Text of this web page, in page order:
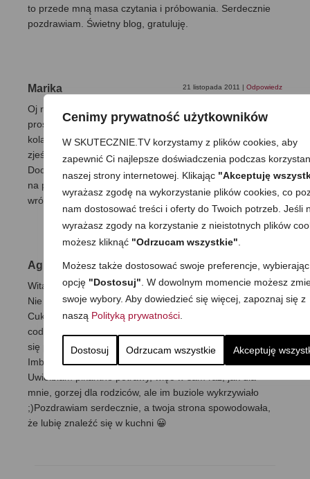
Cenimy prywatność użytkowników
W SKUTECZNIE.TV korzystamy z plików cookies, aby
zapewnić Ci najlepsze doświadczenia podczas
naszej strony internetowej. Klikając "Akceptuję
wyrażasz zgodę na wykorzystanie plików cookies, co
nam dostosować treści i oferty do Twoich potrzeb. Jeśli
wyrażasz zgody na korzystanie z nieistotnych plików
możesz kliknąć "Odrzucam wszystkie"
Możesz także dostosować swoje preferencje, wybierając
opcję "Dostosuj" . W dowolnym momencie możesz
swoje wybory. Aby dowiedzieć się więcej, zapoznaj się z
naszą Polityką prywatności.
Dostosuj Odrzucam wszystkie Akceptuję
to przede mną masa czytania i próbowania. Serdecznie
pozdrawiam. Świetny blog, gratuluję.
Marika 21 listopada 2011 Odpowiedz
Oj rzadko się takie wspaniałe przepisy trafiają:) A ten
proszę: łatwy, szybki, zdrowy i przepyszny:) Właśnie na
kolację spałaszowałam całą – nie wiedziałam, że mogę
zjeść całą cukinię na raz:)(i to surową, o zgrozo!)
Dodałam pół dość małej cebuli, pominęłam cukier i wyszło
na prawdę super – na pewno nie raz do tej surówki
wrócę. Dziękuję!
Agnieszka 5 sierpnia 2011|Odpowiedz
Witaj MaGdo. Jakiś czas temu znalazłam twoją stronę.
Nie pisałam, ale uważnie studiowałam twoje przepisy.
Cukinia, jako jedno z moich ulubionych warzyw, prawie
codziennie gości u mnie w jadłospisie. Placuszki z cukinii
się przejadły, teraz wypróbuję twój sałatkowy przepis 🙂
Imbirowa sałatka z pomidorów wyszła mi pysznie.
Uwielbiam pikantne potrawy, więc w sam raz, jak dla
mnie, gorzej dla rodziców, ale im buziole wykrzywiało
;)Pozdrawiam serdecznie, a twoja strona spowodowała,
że lubię znaleźć się w kuchni 😀